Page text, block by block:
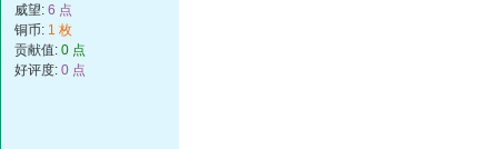
威望: 6 点
铜币: 1 枚
贡献值: 0 点
好评度: 0 点